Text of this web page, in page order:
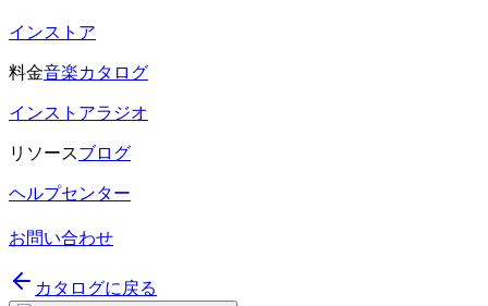
インストア
料金音楽カタログ
インストアラジオ
リソースブログ
ヘルプセンター
お問い合わせ
カタログに戻る